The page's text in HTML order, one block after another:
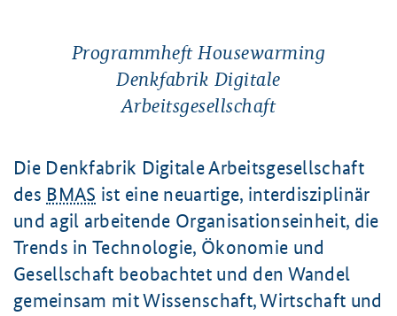
Programmheft Housewarming
Denkfabrik Digitale
Arbeitsgesellschaft
Die Denkfabrik Digitale Arbeitsgesellschaft
des BMAS ist eine neuartige, interdisziplinär
und agil arbeitende Organisationseinheit, die
Trends in Technologie, Ökonomie und
Gesellschaft beobachtet und den Wandel
gemeinsam mit Wissenschaft, Wirtschaft und